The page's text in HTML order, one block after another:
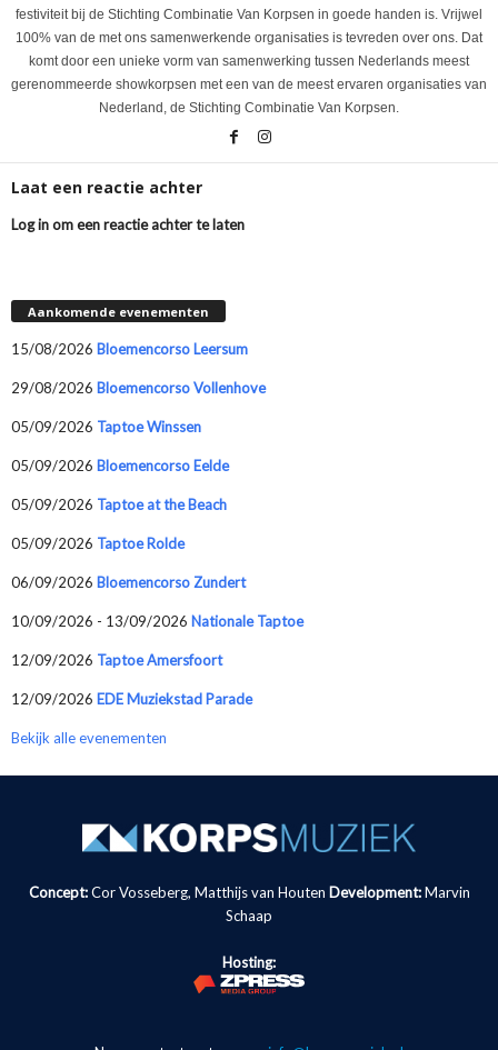
festiviteit bij de Stichting Combinatie Van Korpsen in goede handen is. Vrijwel
100% van de met ons samenwerkende organisaties is tevreden over ons. Dat
komt door een unieke vorm van samenwerking tussen Nederlands meest
gerenommeerde showkorpsen met een van de meest ervaren organisaties van
Nederland, de Stichting Combinatie Van Korpsen.
Laat een reactie achter
Log in om een reactie achter te laten
Aankomende evenementen
15/08/2026 Bloemencorso Leersum
29/08/2026 Bloemencorso Vollenhove
05/09/2026 Taptoe Winssen
05/09/2026 Bloemencorso Eelde
05/09/2026 Taptoe at the Beach
05/09/2026 Taptoe Rolde
06/09/2026 Bloemencorso Zundert
10/09/2026 - 13/09/2026 Nationale Taptoe
12/09/2026 Taptoe Amersfoort
12/09/2026 EDE Muziekstad Parade
Bekijk alle evenementen
Concept:Cor Vosseberg, Matthijs van Houten Development: Marvin
Schaap
Hosting: